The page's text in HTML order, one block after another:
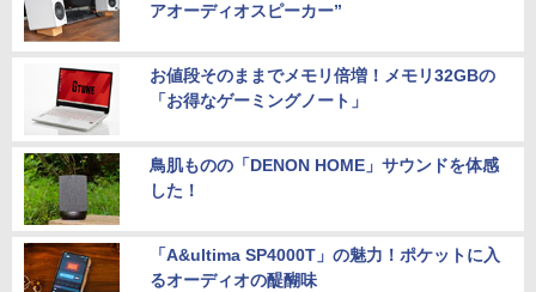
アオーディオスピーカー”
お値段そのままでメモリ倍増！メモリ32GBの
「お得なゲーミングノート」
鳥肌ものの「DENON HOME」サウンドを体感
した！
「A&ultima SP4000T」の魅力！ポケットに入
るオーディオの醍醐味